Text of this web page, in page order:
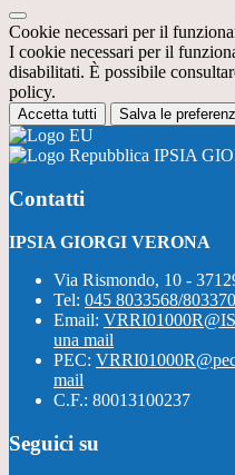
Cookie necessari per il
I cookie necessari per il
disabilitati. È possibile
policy.
Accetta tutti Salva le
IPSIA
Contatti
IPSIA GIORGI VERONA
Via Rismondo, 10 -
Tel: 045 8033568/
Email:
una mail
PEC:
mail
C.F.: 80013100237
Seguici su